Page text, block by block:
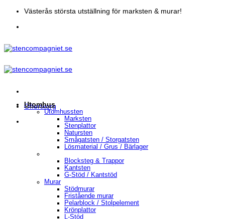
Skip
content
Västerås största utställning för marksten & murar!
Offertkorg
Utomhus
Utomhussten
Marksten
Stenplattor
Natursten
Smågatsten / Storgatsten
Lösmaterial / Grus / Bärlager
Blocksteg & Trappor
Kantsten
G-Stöd / Kantstöd
Murar
Stödmurar
Fristående murar
Pelarblock / Stolpelement
Krönplattor
L-Stöd